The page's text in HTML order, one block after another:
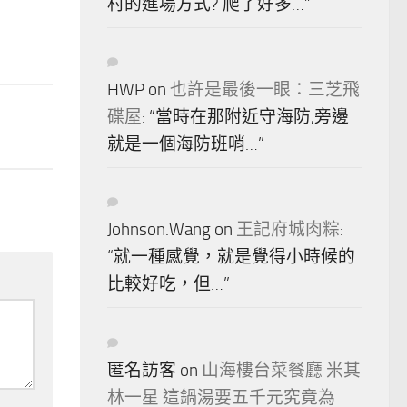
村的進場方式? 爬了好多…”
HWP on 也許是最後一眼：三芝飛
碟屋: “當時在那附近守海防,旁邊
就是一個海防班哨…”
Johnson.Wang on 王記府城肉粽:
“就一種感覺，就是覺得小時候的
比較好吃，但…”
匿名訪客 on 山海樓台菜餐廳 米其
林一星 這鍋湯要五千元究竟為